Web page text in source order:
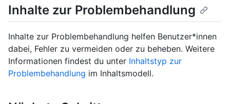
Inhalte zur Problembehandlung
Inhalte zur Problembehandlung helfen Benutzer*innen
dabei, Fehler zu vermeiden oder zu beheben. Weitere
Informationen findest du unter Inhaltstyp zur
Problembehandlung im Inhaltsmodell.